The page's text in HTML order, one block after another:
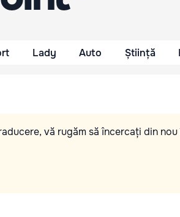
Lady Auto Știință
vă rugăm să încercați din nou